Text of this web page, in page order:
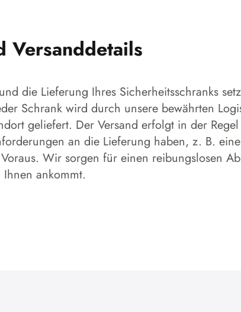
Versanddetails
die Lieferung Ihres Sicherheitsschranks
Schrank wird durch unsere bewährten
geliefert. Der Versand erfolgt in der
an die Lieferung haben, z. B.
Wir sorgen für einen reibungslosen
ankommt.